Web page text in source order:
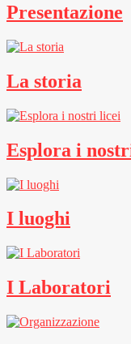
Presentazione
La storia
Esplora i
I luoghi
I Laboratori